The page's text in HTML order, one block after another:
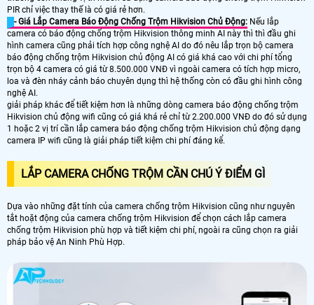
PIR chỉ việc thay thế là có giá rẻ hơn.
- Giá Lắp Camera Báo Động Chống Trộm Hikvision Chủ Động: Nếu lắp
camera có báo động chống trộm Hikvision thông minh AI này thì thì đầu ghi
hình camera cũng phải tích hợp công nghệ AI do đó nêu lắp trọn bộ camera
báo động chống trộm Hikvision chủ động AI có giá khá cao với chi phí tổng
trọn bộ 4 camera có giá từ 8.500.000 VNĐ vì ngoài camera có tích hợp micro,
loa và đèn nháy cảnh báo chuyên dụng thì hệ thống còn có đầu ghi hình công
nghệ AI.
giải pháp khác để tiết kiệm hơn là những dòng camera báo động chống trộm
Hikvision chủ động wifi cũng có giá khá rẻ chỉ từ 2.200.000 VNĐ do đó sử dụng
1 hoặc 2 vị trí cần lắp camera báo động chống trộm Hikvision chủ động dạng
camera IP wifi cũng là giải pháp tiết kiệm chi phí đáng kể.
LẮP CAMERA CHỐNG TRỘM CẦN CHÚ Ý ĐIỂM GÌ
Dựa vào những đặt tính của camera chống trộm Hikvision cũng như nguyên
tắt hoặt động của camera chống trộm Hikvision để chọn cách lắp camera
chống trộm Hikvision phù hợp và tiết kiệm chi phí, ngoài ra cũng chọn ra giải
pháp bảo vệ An Ninh Phù Hợp.